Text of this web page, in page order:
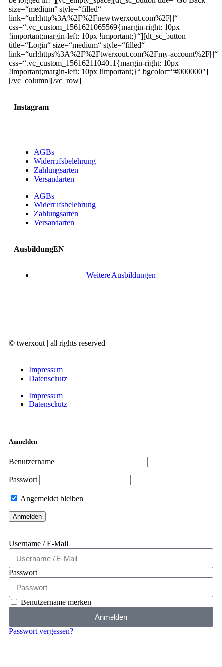
size=“medium“ style=“filled“
link=“url:http%3A%2F%2Fnew.twerxout.com%2F|||“
css=“.vc_custom_1561621065569{margin-right: 10px
!important;margin-left: 10px !important;}“][dt_sc_button
title=“Login“ size=“medium“ style=“filled“
link=“url:https%3A%2F%2Ftwerxout.com%2Fmy-account%2F|||“
css=“.vc_custom_1561621104011{margin-right: 10px
!important;margin-left: 10px !important;}“ bgcolor=“#000000″]
[/vc_column][/vc_row]
Instagram
AGBs
Widerrufsbelehrung
Zahlungsarten
Versandarten
AGBs
Widerrufsbelehrung
Zahlungsarten
Versandarten
AusbildungEN
Weitere Ausbildungen
© twerxout | all rights reserved
Impressum
Datenschutz
Impressum
Datenschutz
Anmelden
Benutzername
Passwort
Angemeldet bleiben
Username / E-Mail
Passwort
Benutzername merken
Anmelden
Passwort vergessen?